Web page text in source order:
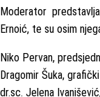
Moderator
Ernoić, te su osim
Niko Pervan,
Dragomir Šuka,
dr.sc. Jelena